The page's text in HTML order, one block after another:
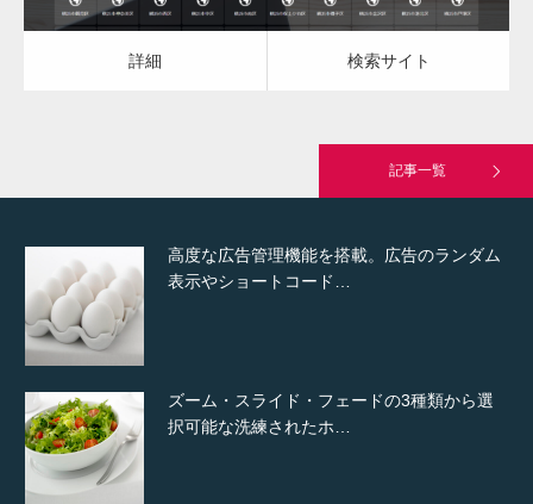
詳細 検索サイト
記事一覧
高度な広告管理機能を搭載。広告のランダム
表示やショートコード…
ズーム・スライド・フェードの3種類から選
択可能な洗練されたホ…